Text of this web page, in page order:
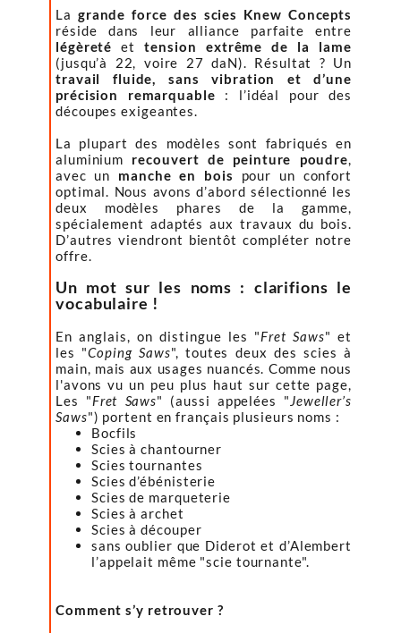
La grande force des scies Knew Concepts
réside dans leur alliance parfaite entre
légèretéettension extrême de la lame
(jusqu’à 22, voire 27 daN). Résultat ? Un
travail fluide, sans vibration et d’une
précision remarquable : l’idéal pour des
découpes exigeantes.
La plupart des modèles sont fabriqués en
aluminium recouvert de peinture poudre,
avec un manche en bois pour un confort
optimal. Nous avons d’abord sélectionné les
deux modèles phares de la gamme,
spécialement adaptés aux travaux du bois.
D’autres viendront bientôt compléter notre
offre.
Un mot sur les noms : clarifions le
vocabulaire !
En anglais, on distingue les "Fret Saws" et
les "Coping Saws", toutes deux des scies à
main, mais aux usages nuancés. Comme nous
l'avons vu un peu plus haut sur cette page,
Les "Fret Saws" (aussi appelées "Jeweller’s
Saws") portent en français plusieurs noms :
Bocfils
Scies à chantourner
Scies tournantes
Scies d’ébénisterie
Scies de marqueterie
Scies à archet
Scies à découper
sans oublier que Diderot et d’Alembert
l’appelait même "scie tournante".
Comment s’y retrouver ?